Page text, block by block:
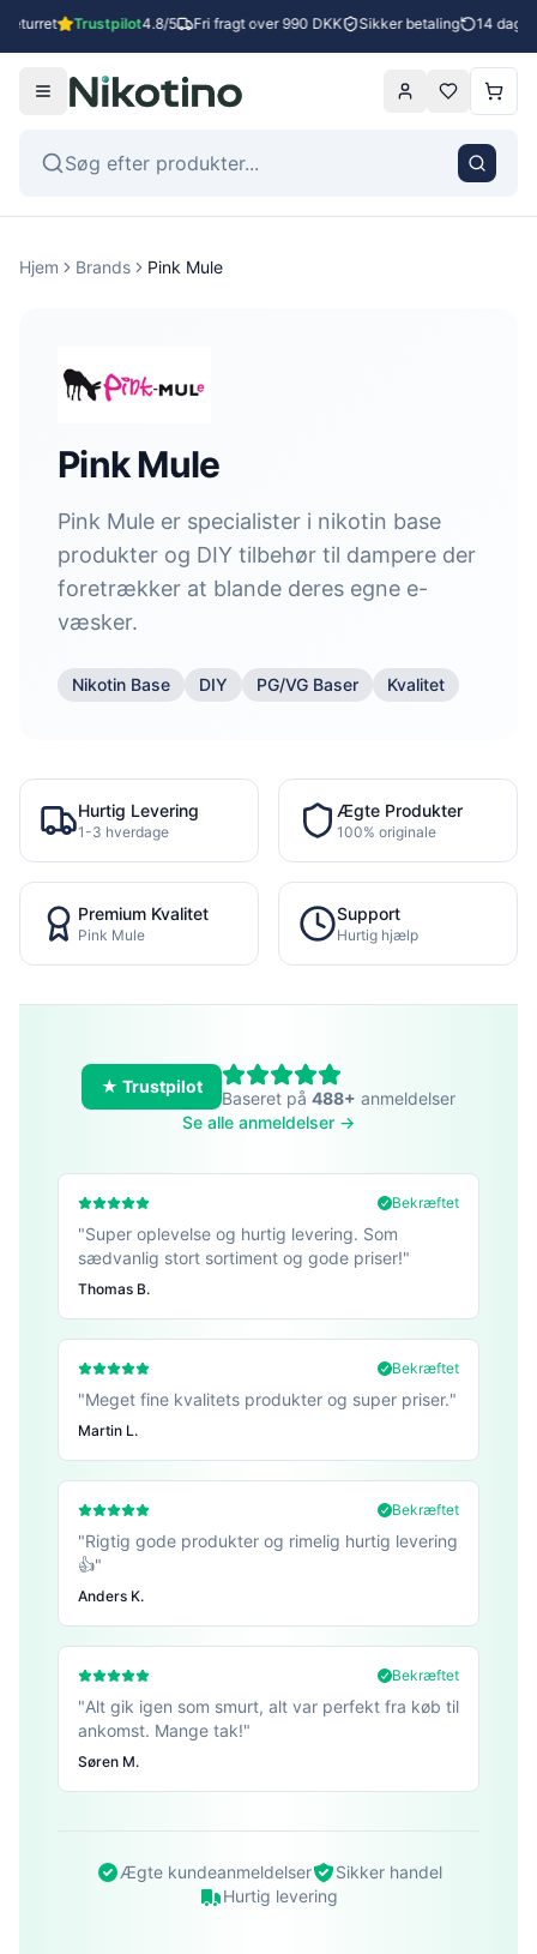
Trustpilot4.8/5 Fri fragt over 990 DKK Sikker betaling 14 dages
Hjem Brands Pink Mule
Pink Mule
Pink Mule er specialister i nikotin base
produkter og DIY tilbehør til dampere der
foretrækker at blande deres egne e-
væsker.
Nikotin Base DIY PG/VG Baser Kvalitet
Hurtig Levering
1-3 hverdage
Ægte Produkter
100% originale
Premium Kvalitet
Pink Mule
Support
Hurtig hjælp
★ Trustpilot
Baseret på 488+ anmeldelser
Se alle anmeldelser →
Bekræftet
"Super oplevelse og hurtig levering. Som
sædvanlig stort sortiment og gode priser!"
Thomas B.
Bekræftet
"Meget fine kvalitets produkter og super priser."
Martin L.
Bekræftet
"Rigtig gode produkter og rimelig hurtig levering
👍"
Anders K.
Bekræftet
"Alt gik igen som smurt, alt var perfekt fra køb til
ankomst. Mange tak!"
Søren M.
Ægte kundeanmeldelser
Sikker handel
Hurtig levering